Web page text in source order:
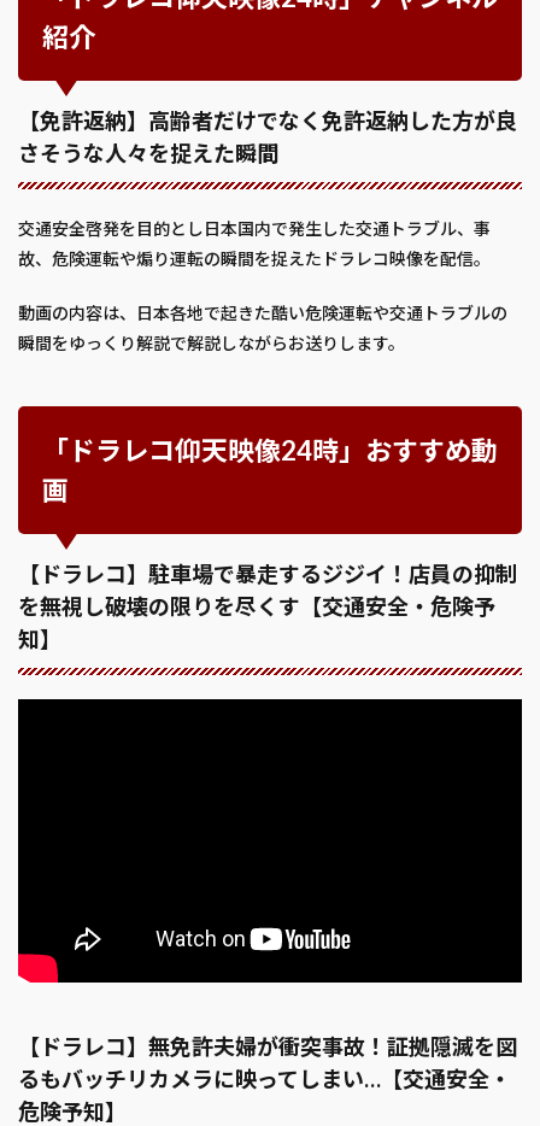
紹介
【免許返納】高齢者だけでなく免許返納した方が良
さそうな人々を捉えた瞬間
交通安全啓発を目的とし日本国内で発生した交通トラブル、事
故、危険運転や煽り運転の瞬間を捉えたドラレコ映像を配信。
動画の内容は、日本各地で起きた酷い危険運転や交通トラブルの
瞬間をゆっくり解説で解説しながらお送りします。
「ドラレコ仰天映像24時」おすすめ動
画
【ドラレコ】駐車場で暴走するジジイ！店員の抑制
を無視し破壊の限りを尽くす【交通安全・危険予
知】
【ドラレコ】無免許夫婦が衝突事故！証拠隠滅を図
るもバッチリカメラに映ってしまい…【交通安全・
危険予知】